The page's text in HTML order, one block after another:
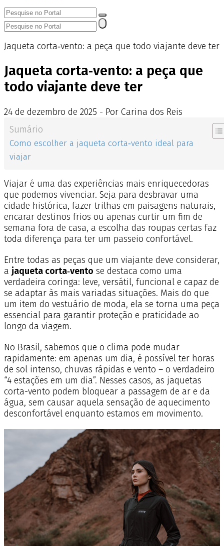
Jaqueta corta‑vento: a peça que todo viajante deve ter
Jaqueta corta‑vento: a peça que
todo viajante deve ter
24 de dezembro de 2025 - Por Carina dos Reis
Sumário
Como escolher a jaqueta corta‑vento ideal para
viajar
Viajar é uma das experiências mais enriquecedoras
que podemos vivenciar. Seja para desbravar uma
cidade histórica, fazer trilhas em paisagens naturais,
encarar destinos frios ou apenas curtir um fim de
semana fora de casa, a escolha das roupas certas faz
toda diferença para ter um passeio confortável.
Entre todas as peças que um viajante deve considerar,
a jaqueta corta‑vento se destaca como uma
verdadeira coringa: leve, versátil, funcional e capaz de
se adaptar às mais variadas situações. Mais do que
um item do vestuário de moda, ela se torna uma peça
essencial para garantir proteção e praticidade ao
longo da viagem.
No Brasil, sabemos que o clima pode mudar
rapidamente: em apenas um dia, é possível ter horas
de sol intenso, chuvas rápidas e vento – o verdadeiro
“4 estações em um dia”. Nesses casos, as jaquetas
corta-vento podem bloquear a passagem de ar e da
água, sem causar aquela sensação de aquecimento
desconfortável enquanto estamos em movimento.